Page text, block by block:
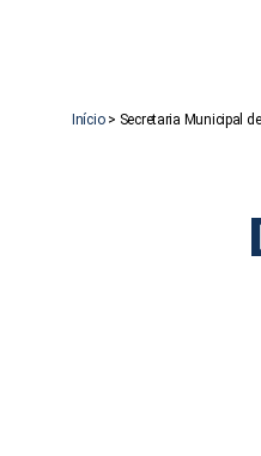
Início> Secretaria Municipal